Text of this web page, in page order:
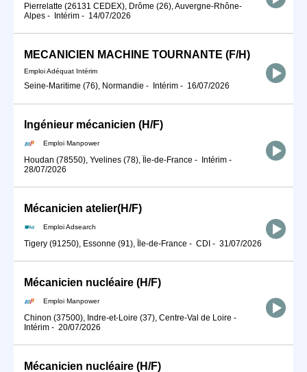
Pierrelatte (26131 CEDEX), Drôme (26), Auvergne-Rhône-
Alpes - Intérim - 14/07/2026
MECANICIEN MACHINE TOURNANTE (F/H)
Emploi Adéquat Intérim
Seine-Maritime (76), Normandie - Intérim - 16/07/2026
Ingénieur mécanicien (H/F)
Emploi Manpower
Houdan (78550), Yvelines (78), Île-de-France - Intérim -
28/07/2026
Mécanicien atelier(H/F)
Emploi Adsearch
Tigery (91250), Essonne (91), Île-de-France - CDI - 31/07/2026
Mécanicien nucléaire (H/F)
Emploi Manpower
Chinon (37500), Indre-et-Loire (37), Centre-Val de Loire -
Intérim - 20/07/2026
Mécanicien nucléaire (H/F)